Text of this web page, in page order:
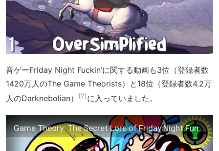
音ゲーFriday Night Fuckin’に関する動画も3位（登録者数
1420万人のThe Game Theorists）と18位（登録者数4.2万
人のDarknebolian）
2 に入っていました。
Game Theory: The Secret Lore of Friday Night Funkin'…